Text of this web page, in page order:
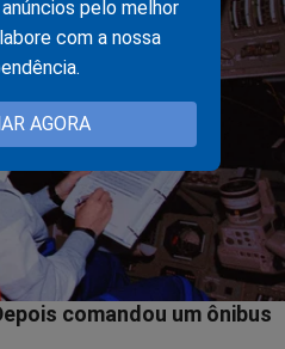
pelo melhor
com a nossa
AGORA